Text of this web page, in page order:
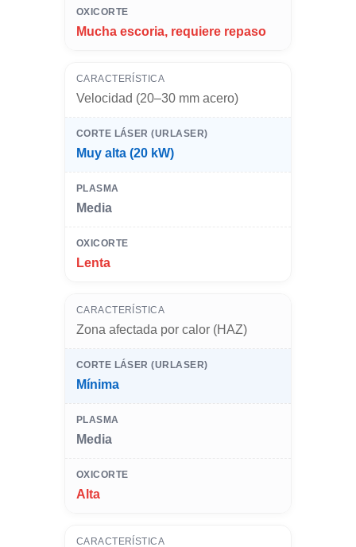
Mucha escoria, requiere repaso
Velocidad (20–30 mm acero)
Muy alta (20 kW)
Media
Lenta
Zona afectada por calor (HAZ)
Mínima
Media
Alta